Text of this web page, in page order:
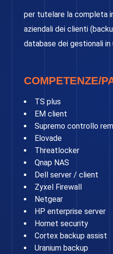
per tutelare la completa
aziendali dei clienti
database dei gestionali in
COMPETENZE/
TS plus
EM client
Supremo controllo
Elovade
Threatlocker
Qnap NAS
Dell server / client
Zyxel Firewall
Netgear
HP enterprise server
Hornet security
Cortex backup assist
Uranium backup